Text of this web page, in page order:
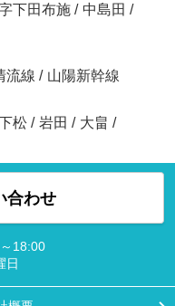
下田布施 / 中島田 /
流線 / 山陽新幹線
松 / 岩田 / 大畠 /
合わせ
18:00
日